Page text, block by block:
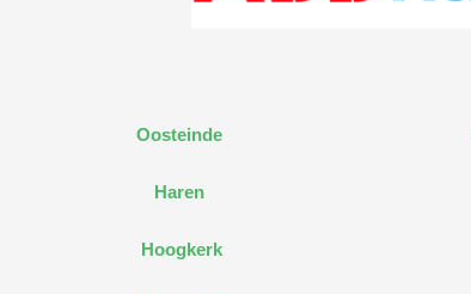
Oosteinde
Haren
Hoogkerk